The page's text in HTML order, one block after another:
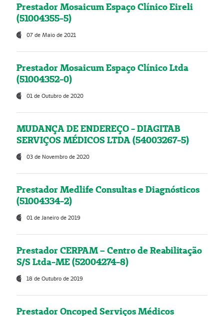
Prestador Mosaicum Espaço Clínico Eireli
(51004355-5)
07 de Maio de 2021
Prestador Mosaicum Espaço Clínico Ltda
(51004352-0)
01 de Outubro de 2020
MUDANÇA DE ENDEREÇO - DIAGITAB
SERVIÇOS MÉDICOS LTDA (54003267-5)
03 de Novembro de 2020
Prestador Medlife Consultas e Diagnósticos
(51004334-2)
01 de Janeiro de 2019
Prestador CERPAM – Centro de Reabilitação
S/S Ltda-ME (52004274-8)
18 de Outubro de 2019
Prestador Oncoped Serviços Médicos